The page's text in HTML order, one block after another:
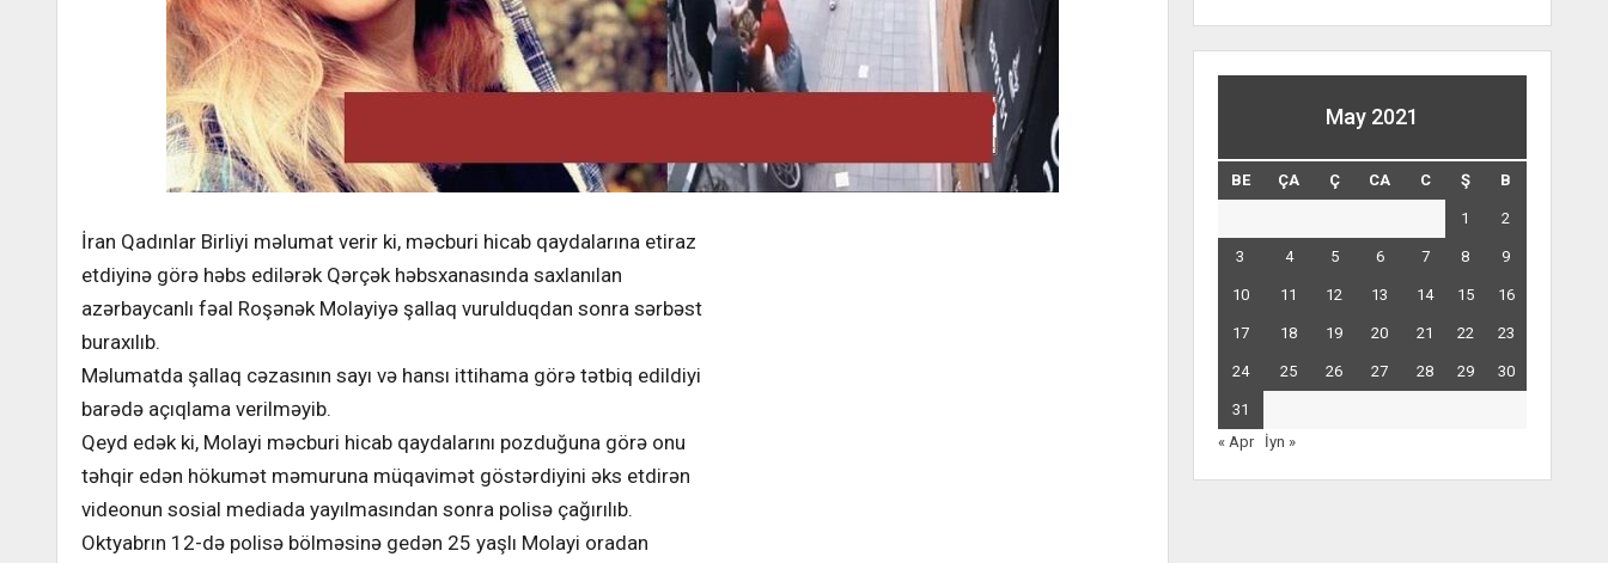
İran Qadınlar Birliyi məlumat verir ki, məcburi hicab qaydalarına etiraz
etdiyinə görə həbs edilərək Qərçək həbsxanasında saxlanılan
azərbaycanlı fəal Roşənək Molayiyə şallaq vurulduqdan sonra sərbəst
buraxılıb.
Məlumatda şallaq cəzasının sayı və hansı ittihama görə tətbiq edildiyi
barədə açıqlama verilməyib.
Qeyd edək ki, Molayi məcburi hicab qaydalarını pozduğuna görə onu
təhqir edən hökumət məmuruna müqavimət göstərdiyini əks etdirən
videonun sosial mediada yayılmasından sonra polisə çağırılıb.
Oktyabrın 12-də polisə bölməsinə gedən 25 yaşlı Molayi oradan
May 2021
BE ÇA Ç CA C Ş B
1 2
3 4 5 6 7 8 9
10 11 12 13 14 15 16
17 18 19 20 21 22 23
24 25 26 27 28 29 30
31
« Apr
İyn »